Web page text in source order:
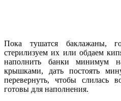
Пока тушатся баклажаны,
стерилизуем их или обдаем
наполнить банки минимум
крышками, дать постоять
перевернуть, чтобы
готовы для наполнения.